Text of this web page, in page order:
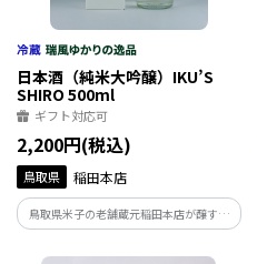
日本酒（純米大吟醸）IKU’S
SHIRO 500ml
ギフト対応可
2,200円(税込)
鳥取県 稲田本店
鳥取県米子の老舗蔵元稲田本店が醸す新
感覚テイスト清酒。低アルコール(９％)と
程よい酸味の両立を目指した「爽醇一段